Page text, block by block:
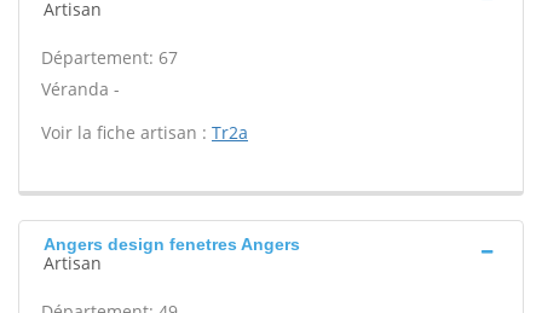
Artisan
Département: 67
Véranda -
Voir la fiche artisan : Tr2a
Angers design fenetres Angers
Artisan